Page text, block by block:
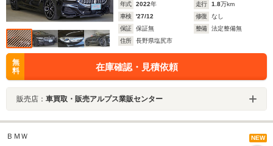
年式 2022年 走行 1.8万km
車検
'27/12 修復
なし
保証
保証無 整備
法定整備無
住所
長野県塩尻市
無
料
在庫確認・見積依頼
販売店： 車買取・販売アルプス業販センター
ＢＭＷ NEW